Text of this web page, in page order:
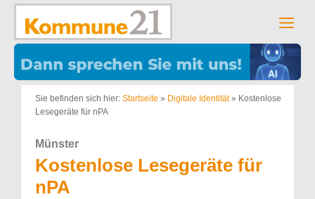
Zum
springen
Sie befinden sich hier: Startseite » Digitale Identität» Kostenlose
Lesegeräte für nPA
Münster
Kostenlose Lesegeräte für
nPA